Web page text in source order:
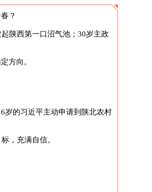
？
陕西第一口沼气池；30岁主政
方向。
岁的习近平主动申请到陕北农村
，充满自信。